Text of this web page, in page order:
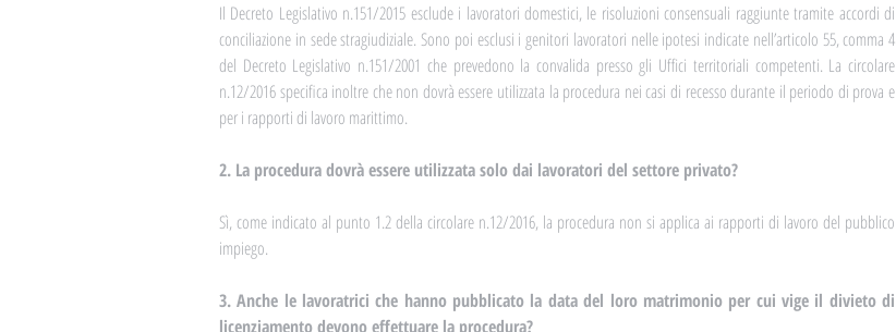
Il Decreto Legislativo n.151/2015 esclude i lavoratori domestici, le risoluzioni consensuali raggiunte tramite accordi di
conciliazione in sede stragiudiziale. Sono poi esclusi i genitori lavoratori nelle ipotesi indicate nell’articolo 55, comma 4
del Decreto Legislativo n.151/2001 che prevedono la convalida presso gli Uffici territoriali competenti. La circolare
n.12/2016 specifica inoltre che non dovrà essere utilizzata la procedura nei casi di recesso durante il periodo di prova e
per i rapporti di lavoro marittimo.
2. La procedura dovrà essere utilizzata solo dai lavoratori del settore privato?
Sì, come indicato al punto 1.2 della circolare n.12/2016, la procedura non si applica ai rapporti di lavoro del pubblico
impiego.
3. Anche le lavoratrici che hanno pubblicato la data del loro matrimonio per cui vige il divieto di
licenziamento devono effettuare la procedura?